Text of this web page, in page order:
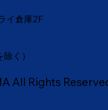
イ倉庫2F
く）
All Rights